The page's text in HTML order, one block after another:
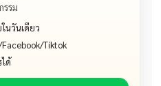
รรม
นวันเดียว
Facebook/Tiktok
ด้